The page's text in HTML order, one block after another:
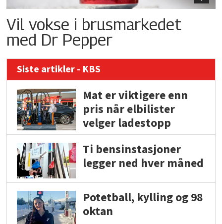
Vil vokse i brusmarkedet
med Dr Pepper
Siste artikler - KBS
Mat er viktigere enn
pris når elbilister
velger ladestopp
Ti bensinstasjoner
legger ned hver måned
Potetball, kylling og 98
oktan